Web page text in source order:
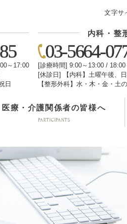
文字サ
～17:00
日
内科・整
03-5664-
[診療時間] 9:00～13:00 / 18:00
[休診日] 【内科】土曜午後、
【整形外科】水・木・金・土
PARTICIPANTS
医療・介護関係者の皆様へ